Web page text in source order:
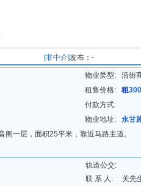
[非中介]发布：-
物业类型:
沿街
租售价格: 租
付款方式:
物业地址:
永甘
阁一层，面积25平米，靠近马路主道。
轨道公交:
联 系 人:
关先